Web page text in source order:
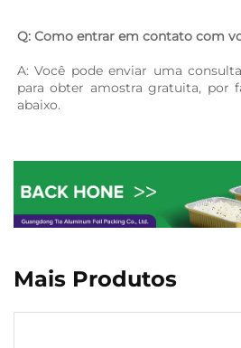
Q: Como entrar em contato com
A: Você pode enviar uma
para obter amostra gratuita, por
abaixo.
Mais Produtos